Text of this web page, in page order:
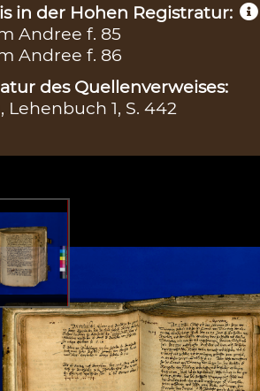
in der Hohen Registratur:
Andree f. 85
Andree f. 86
des Quellenverweises:
1, S. 442